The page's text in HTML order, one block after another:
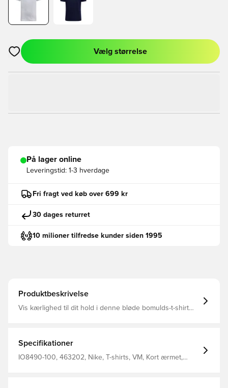
Åbner en Modal til at logge ind eller tilmelde dig som medlem
Vælg størrelse
På lager online
Leveringstid: 1-3 hverdage
Fri fragt ved køb over 699 kr
30 dages returret
10 milioner tilfredse kunder siden 1995
Produktbeskrivelse
Vis kærlighed til dit hold i denne bløde bomulds-t-shirt
Specifikationer
IO8490-100, 463202, Nike, T-shirts, VM, Kort ærmet,